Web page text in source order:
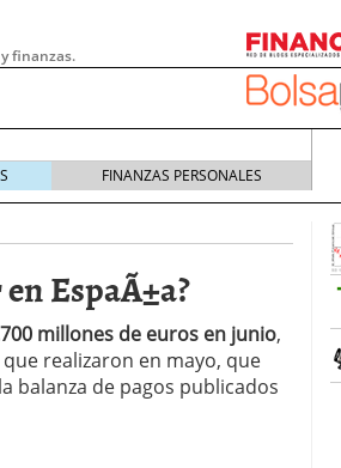
finanzas.
FINANZAS PERSONALES
EspaÃ±a?
millones de euros en junio,
realizaron en mayo, que
balanza de pagos publicados